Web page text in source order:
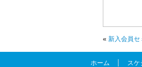
« 新入会員
ホーム スケ